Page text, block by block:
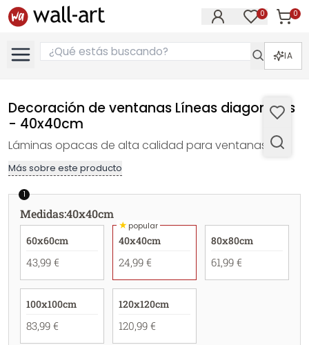
0 0
IA
Decoración de ventanas Líneas diagonales
- 40x40cm
Láminas opacas de alta calidad para ventanas.
Más sobre este producto
1
Medidas:40x40cm
60x60cm
43,99 €
★popular
40x40cm
24,99 €
80x80cm
61,99 €
100x100cm
83,99 €
120x120cm
120,99 €